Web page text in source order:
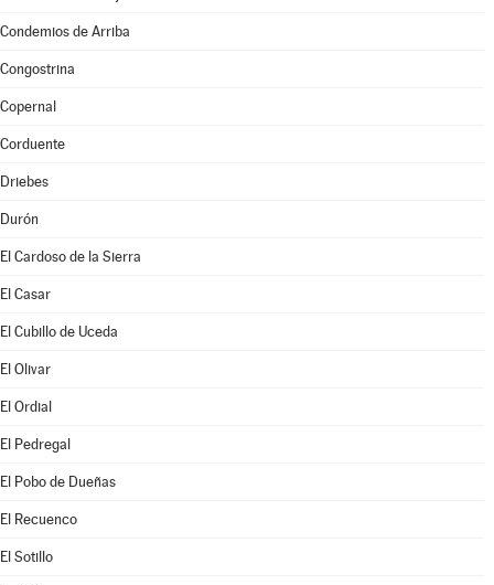
Condemios de Arriba
Congostrina
Copernal
Corduente
Driebes
Durón
El Cardoso de la Sierra
El Casar
El Cubillo de Uceda
El Olivar
El Ordial
El Pedregal
El Pobo de Dueñas
El Recuenco
El Sotillo